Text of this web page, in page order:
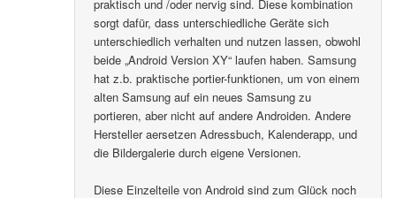
praktisch und /oder nervig sind. Diese kombination
sorgt dafür, dass unterschiedliche Geräte sich
unterschiedlich verhalten und nutzen lassen, obwohl
beide „Android Version XY“ laufen haben. Samsung
hat z.b. praktische portier-funktionen, um von einem
alten Samsung auf ein neues Samsung zu
portieren, aber nicht auf andere Androiden. Andere
Hersteller aersetzen Adressbuch, Kalenderapp, und
die Bildergalerie durch eigene Versionen.
Diese Einzelteile von Android sind zum Glück noch